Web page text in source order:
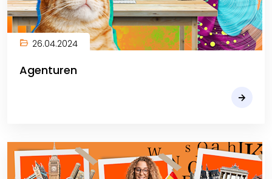
26.04.2024
Agenturen